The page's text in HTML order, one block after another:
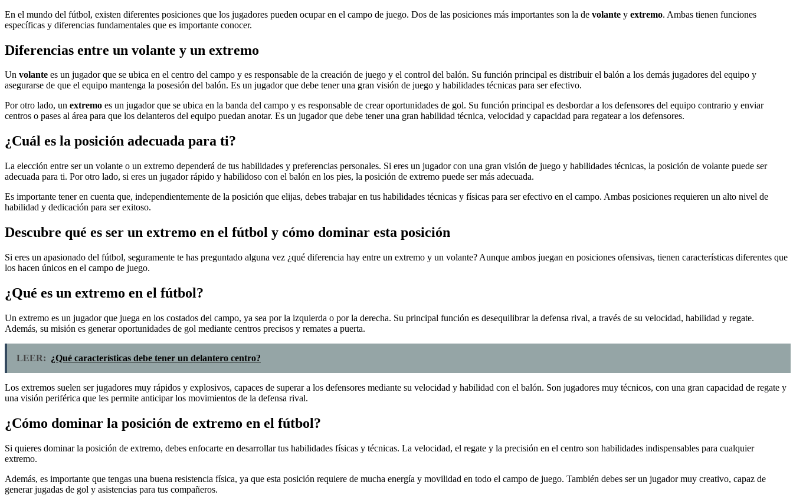
En el mundo del fútbol, existen diferentes posiciones que los jugadores pueden ocupar en el campo de juego. Dos de las posiciones más importantes son la de volante y extremo. Ambas tienen funciones
específicas y diferencias fundamentales que es importante conocer.
Diferencias entre un volante y un extremo
Un volante es un jugador que se ubica en el centro del campo y es responsable de la creación de juego y el control del balón. Su función principal es distribuir el balón a los demás jugadores del equipo y
asegurarse de que el equipo mantenga la posesión del balón. Es un jugador que debe tener una gran visión de juego y habilidades técnicas para ser efectivo.
Por otro lado, un extremo es un jugador que se ubica en la banda del campo y es responsable de crear oportunidades de gol. Su función principal es desbordar a los defensores del equipo contrario y enviar
centros o pases al área para que los delanteros del equipo puedan anotar. Es un jugador que debe tener una gran habilidad técnica, velocidad y capacidad para regatear a los defensores.
¿Cuál es la posición adecuada para ti?
La elección entre ser un volante o un extremo dependerá de tus habilidades y preferencias personales. Si eres un jugador con una gran visión de juego y habilidades técnicas, la posición de volante puede ser
adecuada para ti. Por otro lado, si eres un jugador rápido y habilidoso con el balón en los pies, la posición de extremo puede ser más adecuada.
Es importante tener en cuenta que, independientemente de la posición que elijas, debes trabajar en tus habilidades técnicas y físicas para ser efectivo en el campo. Ambas posiciones requieren un alto nivel de
habilidad y dedicación para ser exitoso.
Descubre qué es ser un extremo en el fútbol y cómo dominar esta posición
Si eres un apasionado del fútbol, seguramente te has preguntado alguna vez ¿qué diferencia hay entre un extremo y un volante? Aunque ambos juegan en posiciones ofensivas, tienen características diferentes que
los hacen únicos en el campo de juego.
¿Qué es un extremo en el fútbol?
Un extremo es un jugador que juega en los costados del campo, ya sea por la izquierda o por la derecha. Su principal función es desequilibrar la defensa rival, a través de su velocidad, habilidad y regate.
Además, su misión es generar oportunidades de gol mediante centros precisos y remates a puerta.
LEER: ¿Qué características debe tener un delantero centro?
Los extremos suelen ser jugadores muy rápidos y explosivos, capaces de superar a los defensores mediante su velocidad y habilidad con el balón. Son jugadores muy técnicos, con una gran capacidad de regate y
una visión periférica que les permite anticipar los movimientos de la defensa rival.
¿Cómo dominar la posición de extremo en el fútbol?
Si quieres dominar la posición de extremo, debes enfocarte en desarrollar tus habilidades físicas y técnicas. La velocidad, el regate y la precisión en el centro son habilidades indispensables para cualquier
extremo.
Además, es importante que tengas una buena resistencia física, ya que esta posición requiere de mucha energía y movilidad en todo el campo de juego. También debes ser un jugador muy creativo, capaz de
generar jugadas de gol y asistencias para tus compañeros.